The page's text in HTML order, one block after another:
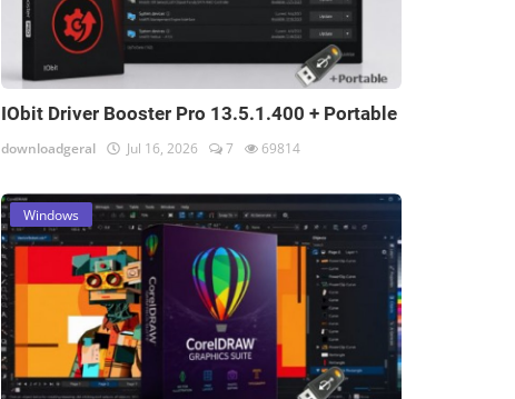
IObit Driver Booster Pro 13.5.1.400 + Portable
downloadgeral Jul 16, 2026 7 69814
Windows